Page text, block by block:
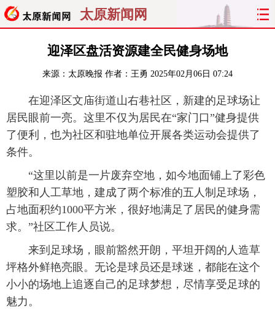
太原新闻网
聚焦 太原
经济 关注 文明 出行
纵横 曝光 综合 专题
旅游 理财 政务 教育
看天下 晋月读 最太原 网罗民生
太原日报 太原晚报 热评 社区
迎泽区盘活资源建全民健身场地
来源： 太原晚报 作者：王勇 2025年02月06日 07:24
在迎泽区文庙街道山右巷社区，新建的足球场让
居民眼前一亮。这里不仅为居民在“家门口”健身提供
了便利，也为社区和驻地单位开展各类运动会提供了
条件。
“这里以前是一片废弃空地，如今地面铺上了彩色
塑胶和人工草地，建成了两个标准的五人制足球场，
占地面积约1000平方米，很好地满足了居民的健身需
求。”社区工作人员说。
来到足球场，眼前豁然开朗，平坦开阔的人造草
坪格外鲜艳亮眼。无论是球员还是球迷，都能在这个
小小的场地上追逐自己的足球梦想，尽情享受足球的
魅力。